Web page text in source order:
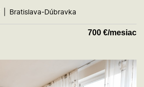
Bratislava-Dúbravka
700 €/mesiac